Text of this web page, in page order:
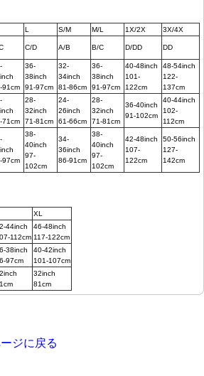
L S/M M/L 1X/2X
3X/4X
C/D A/B B/C D/DD DD
91cm
36-
38inch
91-97cm
32-
34inch
81-86cm
36-
38inch
91-97cm
40-48inch
101-
122cm
48-54inch
122-
137cm
71cm
28-
32inch
71-81cm
24-
26inch
61-66cm
28-
32inch
71-81cm
36-40inch
91-102cm
40-44inch
102-
112cm
97cm
38-
40inch
97-
102cm
34-
36inch
86-91cm
38-
40inch
97-
102cm
42-48inch
107-
122cm
50-56inch
127-
142cm
XL
44inch
112cm
46-48inch
117-122cm
38inch
97cm
40-42inch
101-107cm
32inch
81cm
ジに戻る